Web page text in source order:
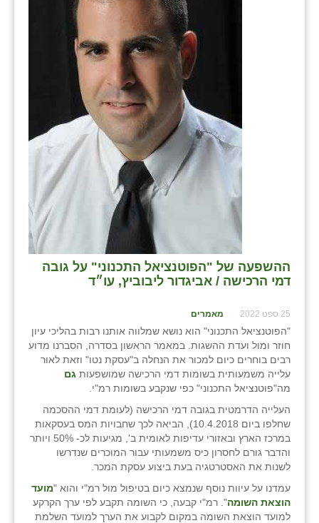
ההשפעה של "הפוטנציאל התכנוני" על גובה
דמי הרכישה / אביגדור ליבוביץ, עו״ד
25 ספט 2022 מאמרים
"הפוטנציאל התכנוני" הוא נושא שמלווה אותנו רבות בהליכי עיון
חוזר ומול ועדת ההשגות. במאמר הראשון בסדרה, הסברנו מדוע
רבים בוחרים כיום למכור את הנחלה ב"עסקת נטו" וזאת לאור
עלייה משמעותית בשומות דמי הרכישה שמושפעות גם
מה"פוטנציאל התכנוני" כפי שנקבע בשומות רמ"י.
העלייה הדרמטית בגובה דמי הרכישה (לעומת דמי ההסכמה
שחלפו ביום 10.4.2018), הביאה לכך שחבויות המס בעסקאות
במרכז הארץ ובאזורי עדיפות לאומית ב', מגיעות לכ- 50% ויותר
והדבר גורם לחסרון כיס משמעותי עבור המוכרים שנדרשו
לשנות את האסטרטגיה בעת ביצוע עסקת המכר.
עמדנו על עיוות נוסף שנמצא כיום בטיפול מול רמ"י והוא "מועד
הוצאת השומה". רמ"י קבעה, כי השומה תקבע לפי ערך הקרקע
למועד הוצאת השומה במקום לקבוע את הערך למועד השלמת